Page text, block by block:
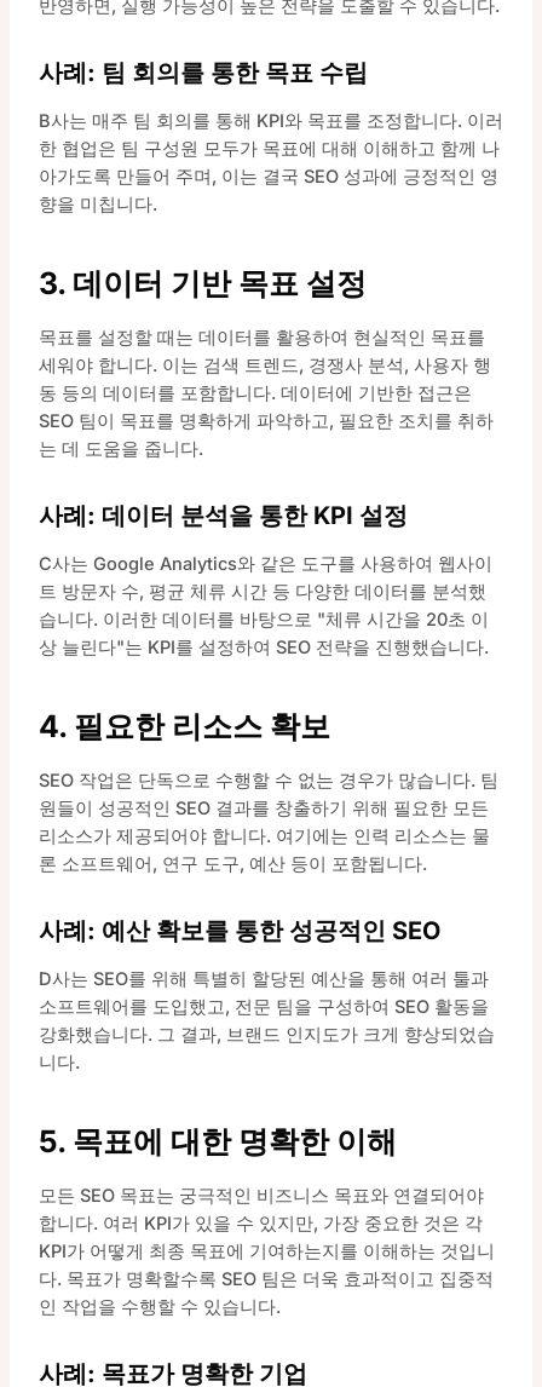
반영하면, 실행 가능성이 높은 전략을 도출할 수 있습니다.
사례: 팀 회의를 통한 목표 수립
B사는 매주 팀 회의를 통해 KPI와 목표를 조정합니다. 이러
한 협업은 팀 구성원 모두가 목표에 대해 이해하고 함께 나
아가도록 만들어 주며, 이는 결국 SEO 성과에 긍정적인 영
향을 미칩니다.
3. 데이터 기반 목표 설정
목표를 설정할 때는 데이터를 활용하여 현실적인 목표를
세워야 합니다. 이는 검색 트렌드, 경쟁사 분석, 사용자 행
동 등의 데이터를 포함합니다. 데이터에 기반한 접근은
SEO 팀이 목표를 명확하게 파악하고, 필요한 조치를 취하
는 데 도움을 줍니다.
사례: 데이터 분석을 통한 KPI 설정
C사는 Google Analytics와 같은 도구를 사용하여 웹사이
트 방문자 수, 평균 체류 시간 등 다양한 데이터를 분석했
습니다. 이러한 데이터를 바탕으로 "체류 시간을 20초 이
상 늘린다"는 KPI를 설정하여 SEO 전략을 진행했습니다.
4. 필요한 리소스 확보
SEO 작업은 단독으로 수행할 수 없는 경우가 많습니다. 팀
원들이 성공적인 SEO 결과를 창출하기 위해 필요한 모든
리소스가 제공되어야 합니다. 여기에는 인력 리소스는 물
론 소프트웨어, 연구 도구, 예산 등이 포함됩니다.
사례: 예산 확보를 통한 성공적인 SEO
D사는 SEO를 위해 특별히 할당된 예산을 통해 여러 툴과
소프트웨어를 도입했고, 전문 팀을 구성하여 SEO 활동을
강화했습니다. 그 결과, 브랜드 인지도가 크게 향상되었습
니다.
5. 목표에 대한 명확한 이해
모든 SEO 목표는 궁극적인 비즈니스 목표와 연결되어야
합니다. 여러 KPI가 있을 수 있지만, 가장 중요한 것은 각
KPI가 어떻게 최종 목표에 기여하는지를 이해하는 것입니
다. 목표가 명확할수록 SEO 팀은 더욱 효과적이고 집중적
인 작업을 수행할 수 있습니다.
사례: 목표가 명확한 기업